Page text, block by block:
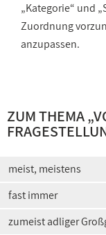
„Kategorie“ und
Zuordnung
anzupassen.
ZUM THEMA „
meist, meistens
fast immer
zumeist adliger